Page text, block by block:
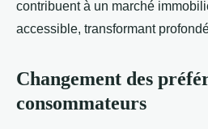
contribuent à un marché
accessible, transformant
Changement des
consommateurs